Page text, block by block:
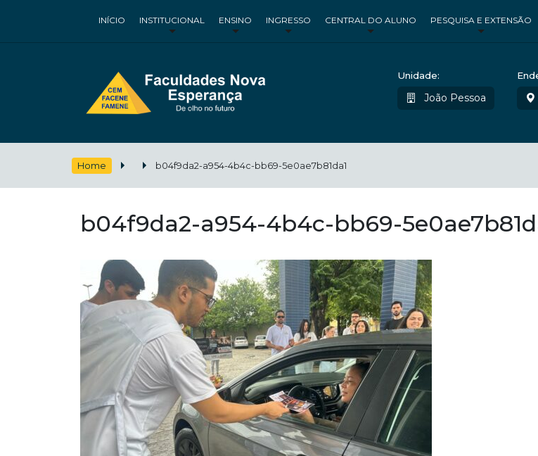
INÍCIO INSTITUCIONAL ENSINO INGRESSO CENTRAL DO ALUNO PESQUISA E EXTENSÃO
Unidade:
João Pessoa
Home b04f9da2-a954-4b4c-bb69-5e0ae7b81da1
b04f9da2-a954-4b4c-bb69-